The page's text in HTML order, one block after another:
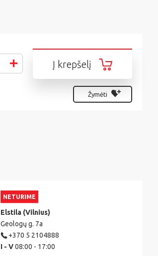
Į krepšelį
Žymėti
NETURIME
Elstila (Vilnius)
Geologų g. 7a
+370 5 2104888
I - V08:00 - 17:00